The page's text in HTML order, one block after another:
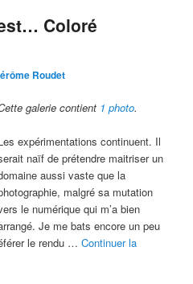
Coloré
Roudet
galerie contient 1 photo.
expérimentations continuent. Il
naïf de prétendre maitriser un
aussi vaste que la
malgré sa mutation
le numérique qui m’a bien
Je me bats encore un peu
le rendu …Continuer la